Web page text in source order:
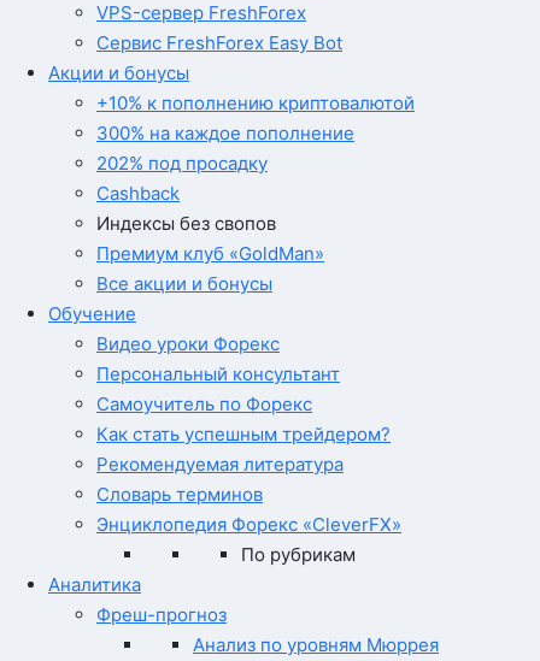
VPS-сервер FreshForex
Сервис FreshForex Easy Bot
Акции и бонусы
+10% к пополнению криптовалютой
300% на каждое пополнение
202% под просадку
Cashback
Индексы без свопов
Премиум клуб «GoldMan»
Все акции и бонусы
Обучение
Видео уроки Форекс
Персональный консультант
Самоучитель по Форекс
Как стать успешным трейдером?
Рекомендуемая литература
Словарь терминов
Энциклопедия Форекс «CleverFX»
По рубрикам
Аналитика
Фреш-прогноз
Анализ по уровням Мюррея